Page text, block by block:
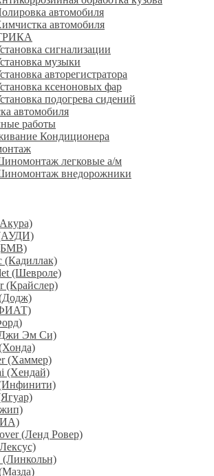
автомобиля
автомобиля
сигнализации
музыки
авторегистратора
ксеноновых фар
подогрева сидений
автомобиля
работы
Кондиционера
легковые а/м
внедорожники
(Кадиллак)
(Шевроле)
(Крайслер)
Эм Си)
(Хаммер)
(Хендай)
(Ленд Ровер)
(Линкольн)